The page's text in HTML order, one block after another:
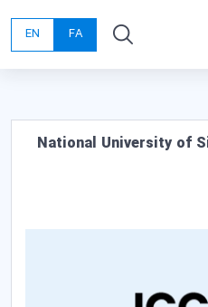
FA
EN
National University of